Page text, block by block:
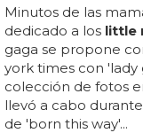
Minutos de las
dedicado a los little
gaga se propone
york times con 'lady
colección de fotos
llevó a cabo
de 'born this